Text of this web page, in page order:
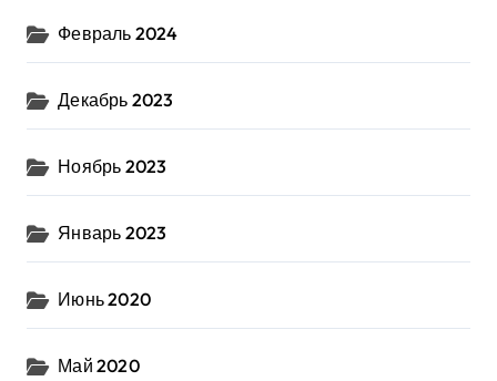
Февраль 2024
Декабрь 2023
Ноябрь 2023
Январь 2023
Июнь 2020
Май 2020